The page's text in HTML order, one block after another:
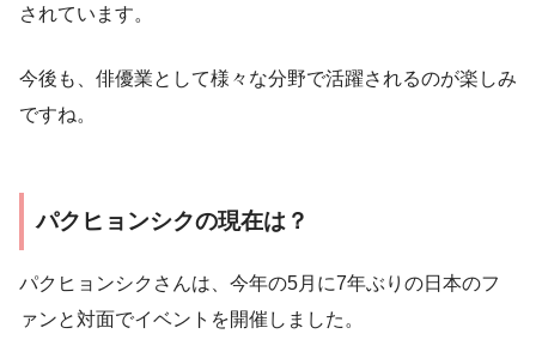
されています。
今後も、俳優業として様々な分野で活躍されるのが楽しみ
ですね。
パクヒョンシクの現在は？
パクヒョンシクさんは、今年の5月に7年ぶりの日本のフ
ァンと対面でイベントを開催しました。